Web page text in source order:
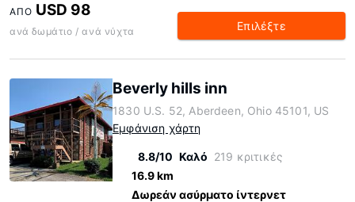
ΑΠΌ USD 98
ανά δωμάτιο / ανά νύχτα Επιλέξτε
Beverly hills inn
1830 U.S. 52, Aberdeen, Ohio 45101, US
Εμφάνιση χάρτη
8.8/10 Καλό 219 κριτικές
16.9 km
Δωρεάν ασύρματο ίντερνετ